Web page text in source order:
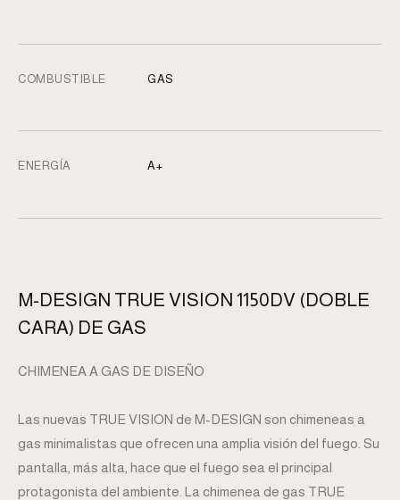
COMBUSTIBLE GAS
ENERGÍA A+
M-DESIGN TRUE VISION 1150DV (DOBLE
CARA) DE GAS
CHIMENEA A GAS DE DISEÑO
Las nuevas TRUE VISION de M-DESIGN son chimeneas a
gas minimalistas que ofrecen una amplia visión del fuego. Su
pantalla, más alta, hace que el fuego sea el principal
protagonista del ambiente. La chimenea de gas TRUE